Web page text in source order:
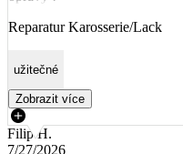
Reparatur Karosserie/Lack
užitečné
Zobrazit více
Filip H.
7/27/2026